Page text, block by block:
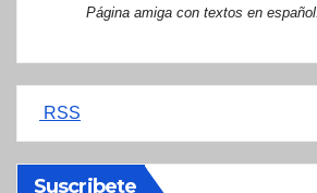
Página amiga con textos en español.
RSS
Suscribete